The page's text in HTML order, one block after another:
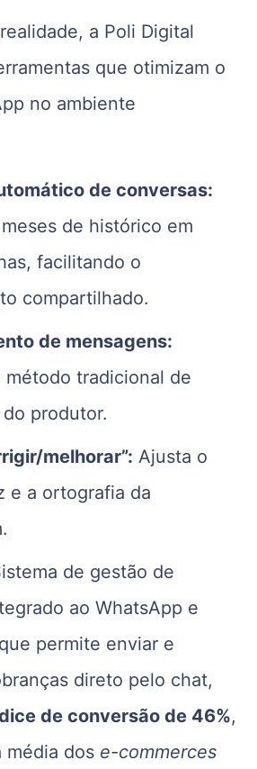
a Poli Digital
que otimizam o
no ambiente
de conversas:
de histórico em
facilitando o
compartilhado.
de mensagens:
método tradicional de
produtor.
melhorar”: Ajusta o
e a ortografia da
de gestão de
ao WhatsApp e
permite enviar e
direto pelo chat,
de conversão de 46%,
média dos e-commerces